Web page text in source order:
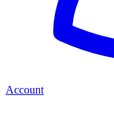
Account